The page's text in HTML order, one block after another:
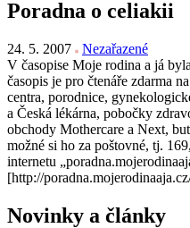
Poradna o celiakii
24. 5. 2007
Nezařazené
V časopise Moje rodina a já
časopis je pro čtenáře zdarma
centra, porodnice,
a Česká lékárna, pobočky
obchody Mothercare a Next,
možné si ho za poštovné, tj.
internetu
[http://
Novinky a články